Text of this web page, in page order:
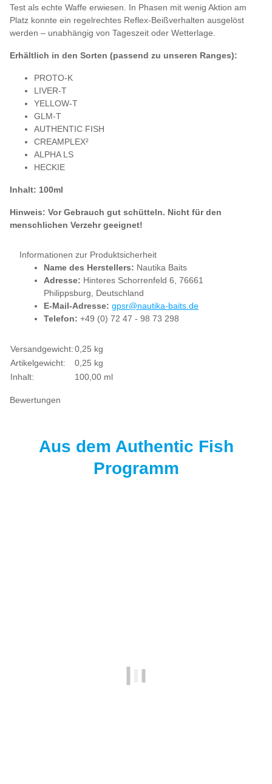
Test als echte Waffe erwiesen. In Phasen mit wenig Aktion am
Platz konnte ein regelrechtes Reflex-Beißverhalten ausgelöst
werden – unabhängig von Tageszeit oder Wetterlage.
Erhältlich in den Sorten (passend zu unseren Ranges):
PROTO-K
LIVER-T
YELLOW-T
GLM-T
AUTHENTIC FISH
CREAMPLEX²
ALPHA LS
HECKIE
Inhalt: 100ml
Hinweis: Vor Gebrauch gut schütteln. Nicht für den
menschlichen Verzehr geeignet!
Informationen zur Produktsicherheit
Name des Herstellers: Nautika Baits
Adresse: Hinteres Schorrenfeld 6, 76661
Philippsburg, Deutschland
E-Mail-Adresse: gpsr@nautika-baits.de
Telefon: +49 (0) 72 47 - 98 73 298
Produkteigenschaft
Wert
Versandgewicht:0,25 kg
Artikelgewicht:
0,25 kg
Inhalt:
100,00 ml
Bewertungen
Aus dem Authentic Fish
Programm